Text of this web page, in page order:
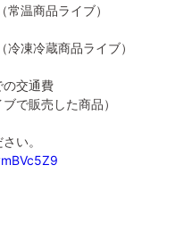
品ライブ）
蔵商品ライブ）
交通費
売した商品）
い。